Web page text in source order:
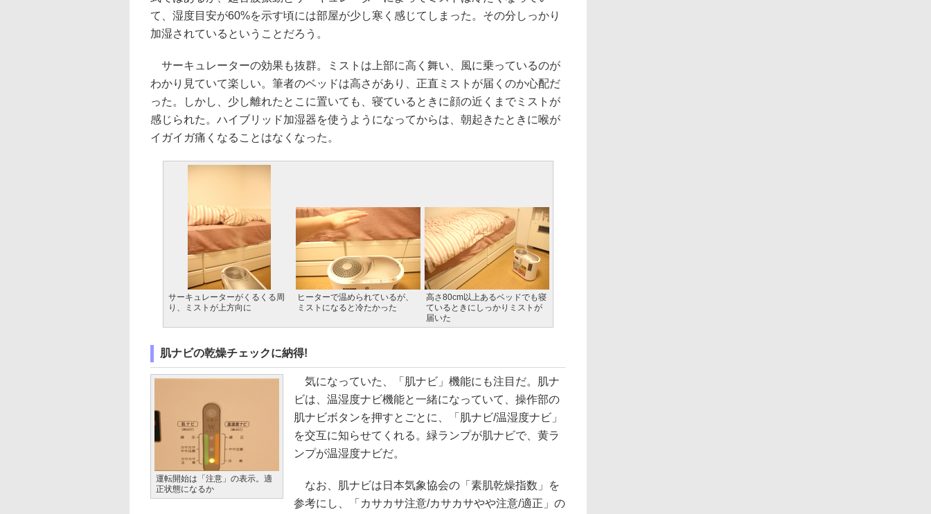
て、湿度目安が60%を示す頃には部屋が少し寒く感じてしまった。その分しっかり
加湿されているということだろう。
サーキュレーターの効果も抜群。ミストは上部に高く舞い、風に乗っているのが
わかり見ていて楽しい。筆者のベッドは高さがあり、正直ミストが届くのか心配だ
った。しかし、少し離れたとこに置いても、寝ているときに顔の近くまでミストが
感じられた。ハイブリッド加湿器を使うようになってからは、朝起きたときに喉が
イガイガ痛くなることはなくなった。
サーキュレーターがくるくる周
り、ミストが上方向に
ヒーターで温められているが、
ミストになると冷たかった
高さ80cm以上あるベッドでも寝
ているときにしっかりミストが
届いた
肌ナビの乾燥チェックに納得!
運転開始は「注意」の表示。適
正状態になるか
気になっていた、「肌ナビ」機能にも注目だ。肌ナ
ビは、温湿度ナビ機能と一緒になっていて、操作部の
肌ナビボタンを押すとごとに、「肌ナビ/温湿度ナビ」
を交互に知らせてくれる。緑ランプが肌ナビで、黄ラ
ンプが温湿度ナビだ。
なお、肌ナビは日本気象協会の「素肌乾燥指数」を
参考にし、「カサカサ注意/カサカサやや注意/適正」の